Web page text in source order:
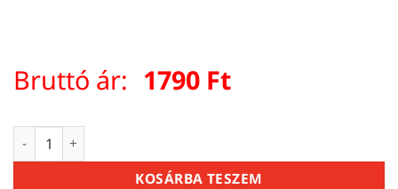
Bruttó ár: 1790 Ft
Szilikon szaniter 280ml fehér mennyiség
KOSÁRBA TESZEM